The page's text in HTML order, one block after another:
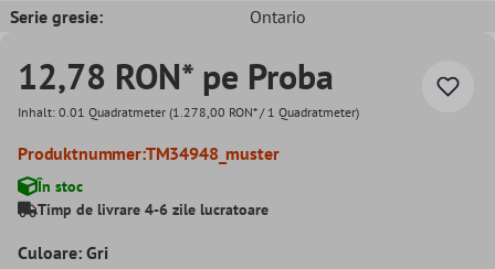
Serie gresie:
Ontario
12,78 RON* pe Proba
Inhalt: 0.01 Quadratmeter (1.278,00 RON* / 1 Quadratmeter)
Produktnummer:TM34948_muster
În stoc
Timp de livrare 4-6 zile lucratoare
Culoare: Gri